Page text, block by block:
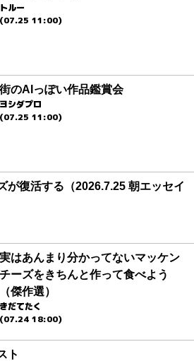
トルー
(07.25 11:00)
街のAIっぽい作品鑑賞会
ヨシダプロ
(07.25 11:00)
が復活する（2026.7.25 朝エッセイ
実はあんまり分かってないマッケン
チーズをきちんと作って食べよう
（傑作選）
きだてたく
(07.24 18:00)
ト